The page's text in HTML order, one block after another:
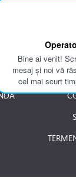
Bine ai venit!
mesaj și noi vă
cel mai scurt
str. Stefan cel Mare
ne la:
061 007 744